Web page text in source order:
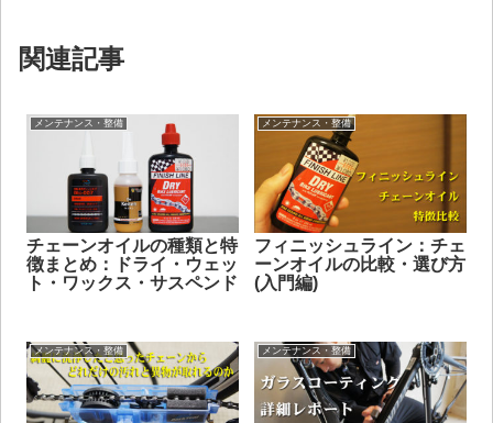
関連記事
メンテナンス・整備
チェーンオイルの種類と特
徴まとめ：ドライ・ウェッ
ト・ワックス・サスペンド
メンテナンス・整備
フィニッシュライン：チェ
ーンオイルの比較・選び方
(入門編)
メンテナンス・整備 メンテナンス・整備